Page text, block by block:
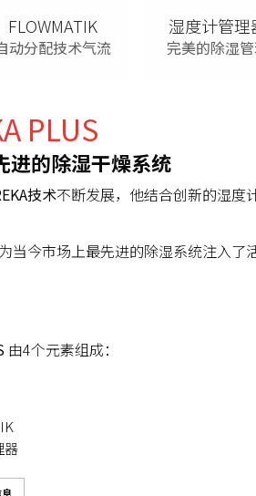
FLOWMATIK
动分配技术气流
湿度计管理
完美的除湿
PLUS
进的除湿干燥系统
技术不断发展，他结合创新的湿度
当今市场上最先进的除湿系统注入了
由4个元素组成：
器